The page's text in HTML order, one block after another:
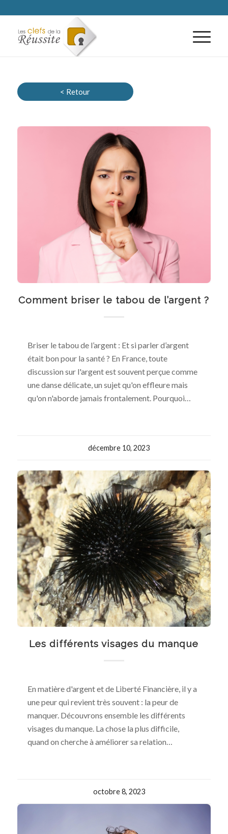
< Retour
Comment briser le tabou de l’argent ?
Briser le tabou de l’argent : Et si parler d’argent
était bon pour la santé ? En France, toute
discussion sur l'argent est souvent perçue comme
une danse délicate, un sujet qu'on effleure mais
qu'on n'aborde jamais frontalement. Pourquoi…
décembre 10, 2023
Les différents visages du manque
En matière d'argent et de Liberté Financière, il y a
une peur qui revient très souvent : la peur de
manquer. Découvrons ensemble les différents
visages du manque. La chose la plus difficile,
quand on cherche à améliorer sa relation…
octobre 8, 2023